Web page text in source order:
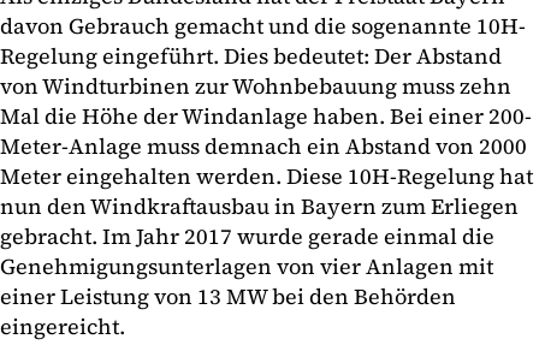
davon Gebrauch gemacht und die sogenannte 10H-
Regelung eingeführt. Dies bedeutet: Der Abstand
von Windturbinen zur Wohnbebauung muss zehn
Mal die Höhe der Windanlage haben. Bei einer 200-
Meter-Anlage muss demnach ein Abstand von 2000
Meter eingehalten werden. Diese 10H-Regelung hat
nun den Windkraftausbau in Bayern zum Erliegen
gebracht. Im Jahr 2017 wurde gerade einmal die
Genehmigungsunterlagen von vier Anlagen mit
einer Leistung von 13 MW bei den Behörden
eingereicht.